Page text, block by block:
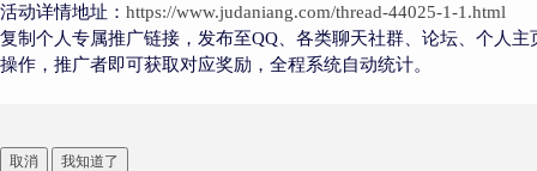
活动详情地址： https://www.judaniang.com/thread-44025-1-1.html
复制个人专属推广链接，发布至QQ、各类聊天社群、论坛、个人
操作，推广者即可获取对应奖励，全程系统自动统计。
取消 我知道了